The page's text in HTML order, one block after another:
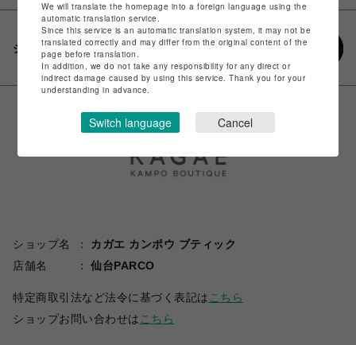
シェアする
ショップ名
カガエ カンポウ ブティック
店舗名
仙台PARCO
特定商取引法など法令に基づく表記は こちら
ショップお問い合わせは こちら
We will translate the homepage into a foreign language using the
automatic translation service.
Since this service is an automatic translation system, it may not be
translated correctly and may differ from the original content of the
page before translation.
In addition, we do not take any responsibility for any direct or
indirect damage caused by using this service. Thank you for your
understanding in advance.
Switch language Cancel